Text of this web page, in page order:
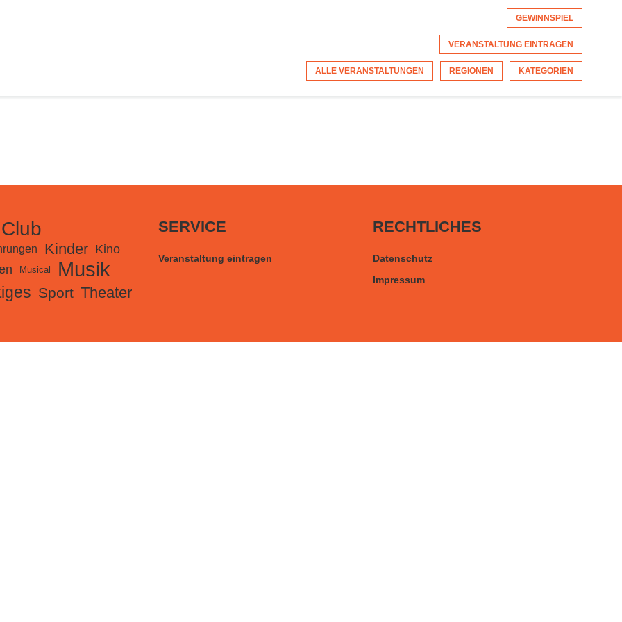
GEWINNSPIEL
VERANSTALTUNG EINTRAGEN
ALLE VERANSTALTUNGEN REGIONEN KATEGORIEN
Kinder Kino
Musical Musik
Sport Theater
SERVICE
Veranstaltung eintragen
RECHTLICHES
Datenschutz
Impressum